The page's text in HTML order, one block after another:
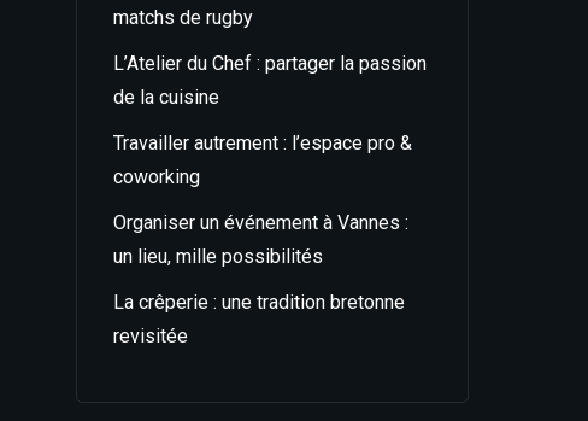
matchs de rugby
L’Atelier du Chef : partager la passion
de la cuisine
Travailler autrement : l’espace pro &
coworking
Organiser un événement à Vannes :
un lieu, mille possibilités
La crêperie : une tradition bretonne
revisitée